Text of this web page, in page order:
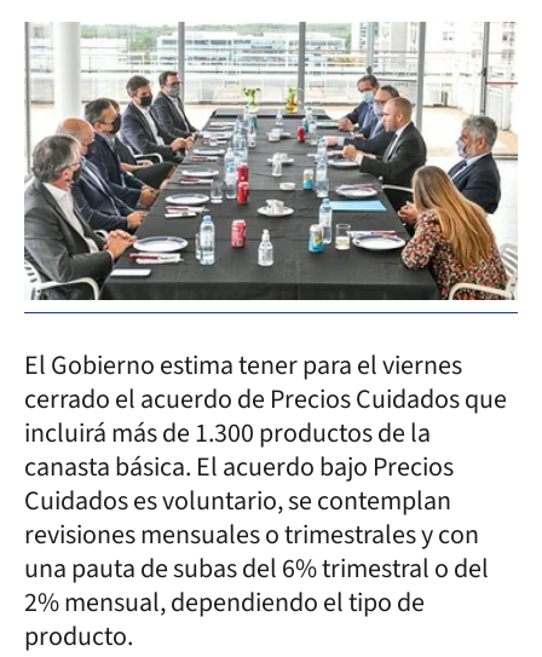
El Gobierno estima tener para el viernes
cerrado el acuerdo de Precios Cuidados que
incluirá más de 1.300 productos de la
canasta básica. El acuerdo bajo Precios
Cuidados es voluntario, se contemplan
revisiones mensuales o trimestrales y con
una pauta de subas del 6% trimestral o del
2% mensual, dependiendo el tipo de
producto.